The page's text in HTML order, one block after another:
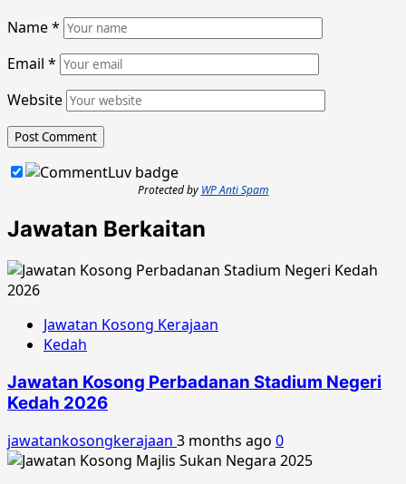
Name*
Email *
Website
Protected by WP Anti Spam
Jawatan Berkaitan
Jawatan Kosong Kerajaan
Kedah
Jawatan Kosong Perbadanan Stadium Negeri
Kedah 2026
jawatankosongkerajaan 3 months ago 0